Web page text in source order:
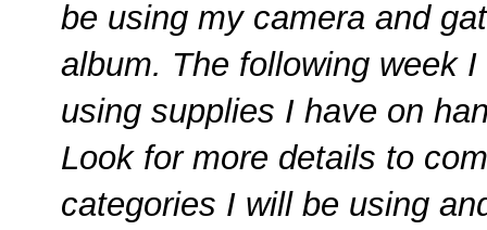
be using my camera and
album. The following week
using supplies I have on
Look for more details to
categories I will be using